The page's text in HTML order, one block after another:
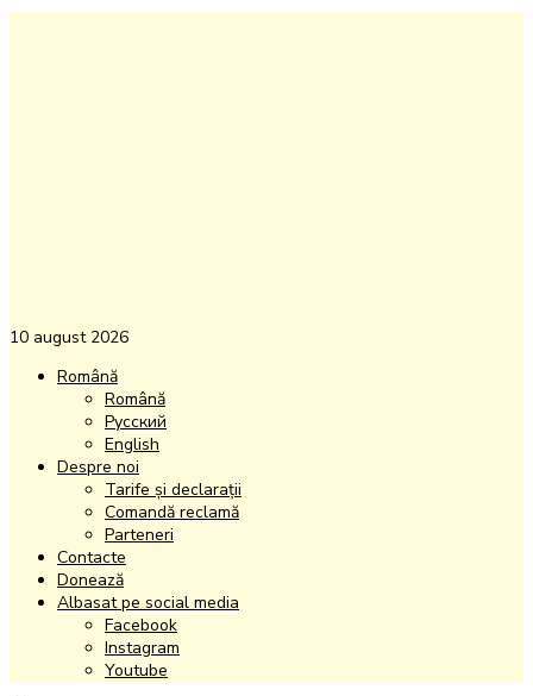
10 august 2026
Română
Română
Русский
English
Despre noi
Tarife și declarații
Comandă reclamă
Parteneri
Contacte
Donează
Albasat pe social media
Facebook
Instagram
Youtube